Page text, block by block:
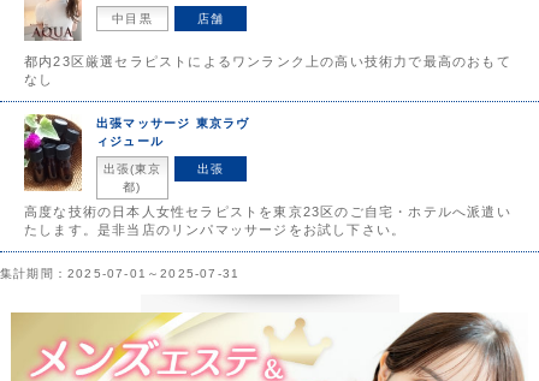
中目黒 店舗
都内23区厳選セラピストによるワンランク上の高い技術力で最高のおもて
なし
出張マッサージ 東京ラヴ
ィジュール
出張(東京
都)
出張
高度な技術の日本人女性セラピストを東京23区のご自宅・ホテルへ派遣い
たします。是非当店のリンパマッサージをお試し下さい。
集計期間：2025-07-01～2025-07-31